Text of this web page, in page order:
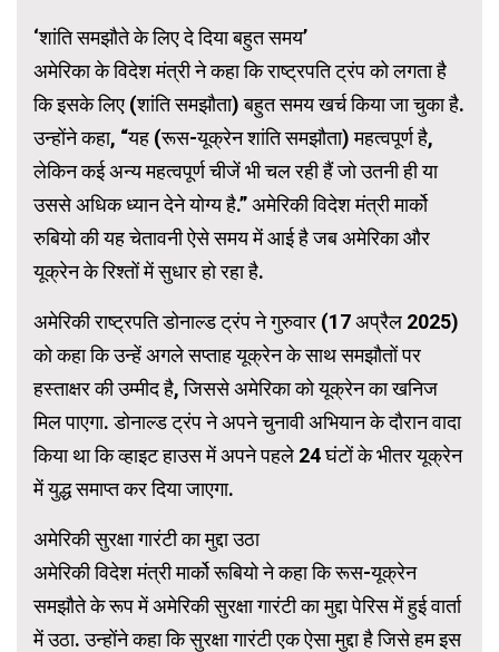
‘शांति समझौते के लिए दे दिया बहुत समय’
अमेरिका के विदेश मंत्री ने कहा कि राष्ट्रपति ट्रंप को लगता है
कि इसके लिए (शांति समझौता) बहुत समय खर्च किया जा चुका है.
उन्होंने कहा, “यह (रूस-यूक्रेन शांति समझौता) महत्वपूर्ण है,
लेकिन कई अन्य महत्वपूर्ण चीजें भी चल रही हैं जो उतनी ही या
उससे अधिक ध्यान देने योग्य है.” अमेरिकी विदेश मंत्री मार्को
रुबियो की यह चेतावनी ऐसे समय में आई है जब अमेरिका और
यूक्रेन के रिश्तों में सुधार हो रहा है.
अमेरिकी राष्ट्रपति डोनाल्ड ट्रंप ने गुरुवार (17 अप्रैल 2025)
को कहा कि उन्हें अगले सप्ताह यूक्रेन के साथ समझौतों पर
हस्ताक्षर की उम्मीद है, जिससे अमेरिका को यूक्रेन का खनिज
मिल पाएगा. डोनाल्ड ट्रंप ने अपने चुनावी अभियान के दौरान वादा
किया था कि व्हाइट हाउस में अपने पहले 24 घंटों के भीतर यूक्रेन
में युद्ध समाप्त कर दिया जाएगा.
अमेरिकी सुरक्षा गारंटी का मुद्दा उठा
अमेरिकी विदेश मंत्री मार्को रूबियो ने कहा कि रूस-यूक्रेन
समझौते के रूप में अमेरिकी सुरक्षा गारंटी का मुद्दा पेरिस में हुई वार्ता
में उठा. उन्होंने कहा कि सुरक्षा गारंटी एक ऐसा मुद्दा है जिसे हम इस